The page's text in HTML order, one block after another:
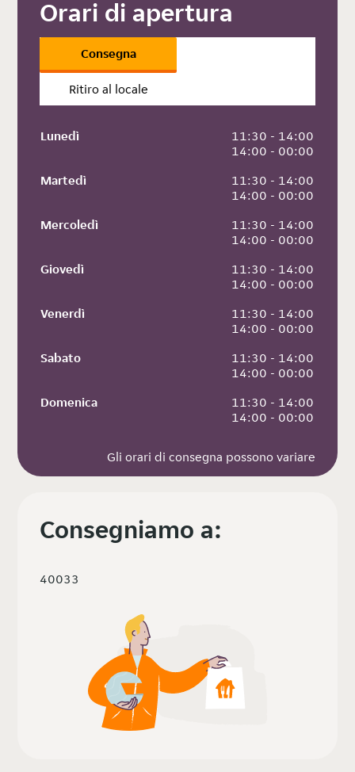
Orari di apertura
Consegna
Ritiro al locale
Lunedì
11:30 - 14:00
14:00 - 00:00
Martedì
11:30 - 14:00
14:00 - 00:00
Mercoledì
11:30 - 14:00
14:00 - 00:00
Giovedì
11:30 - 14:00
14:00 - 00:00
Venerdì
11:30 - 14:00
14:00 - 00:00
Sabato
11:30 - 14:00
14:00 - 00:00
Domenica
11:30 - 14:00
14:00 - 00:00
Gli orari di consegna possono variare
Consegniamo a:
40033